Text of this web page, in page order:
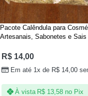
Pacote Calêndula para
Artesanais, Sabonetes e Sais
R$14,00
Em até 1x de R$ 14,00
À vista R$ 13,58 no Pix